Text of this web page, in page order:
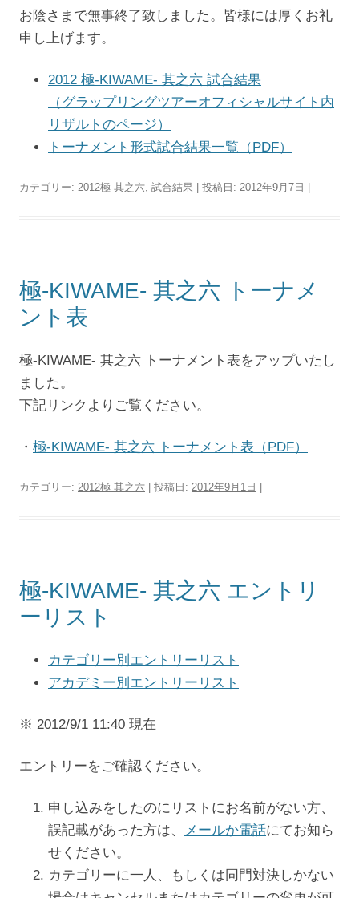
お陰さまで無事終了致しました。皆様には厚くお礼
申し上げます。
2012 極-KIWAME- 其之六 試合結果
（グラップリングツアーオフィシャルサイト内
リザルトのページ）
トーナメント形式試合結果一覧（PDF）
カテゴリー: 2012極 其之六, 試合結果 | 投稿日: 2012年9月7日
極-KIWAME- 其之六 トーナメ
ント表
極-KIWAME- 其之六 トーナメント表をアップいたし
ました。
下記リンクよりご覧ください。
・ 極-KIWAME- 其之六 トーナメント表（PDF）
カテゴリー: 2012極 其之六 | 投稿日: 2012年9月1日
極-KIWAME- 其之六 エントリ
ーリスト
カテゴリー別エントリーリスト
アカデミー別エントリーリスト
※ 2012/9/1 11:40 現在
エントリーをご確認ください。
申し込みをしたのにリストにお名前がない方、
誤記載があった方は、
メールか電話にてお知ら
せください。
カテゴリーに一人、もしくは同門対決しかない